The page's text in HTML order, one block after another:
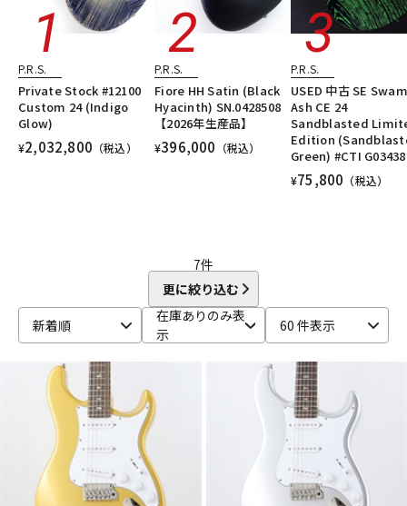
P.R.S.
Private Stock #12100
Custom 24 (Indigo
Glow)
¥2,032,800 （税込）
P.R.S.
Fiore HH Satin (Black
Hyacinth) SN.0428508
【2026年生産品】
¥396,000 （税込）
P.R.S.
USED 中古 SE
Ash CE 24
Sandblasted
Edition
Green) #CTI
¥75,800 （税込）
7件
更に絞り込む
新着順
在庫ありのみ表
示
60 件表示